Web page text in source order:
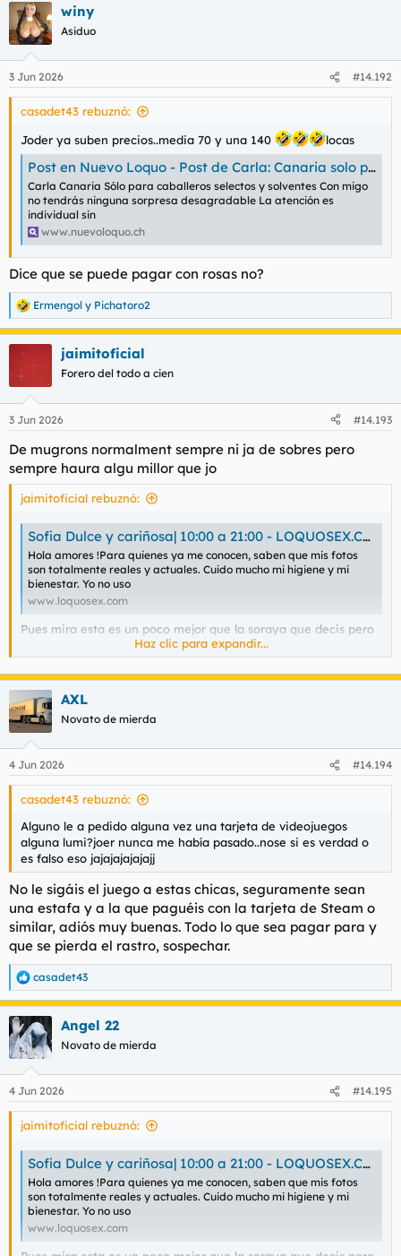
winy
Asiduo
3 Jun 2026 #14.192
casadet43 rebuznó:
Joder ya suben precios..media 70 y una 140 locas
Post en Nuevo Loquo - Post de Carla: Canaria solo para caballeros selecto
Carla Canaria Sólo para caballeros selectos y solventes Con migo
no tendrás ninguna sorpresa desagradable La atención es
individual sin
www.nuevoloquo.ch
Dice que se puede pagar con rosas no?
R
e
a
e
:
Ermengol y Pichatoro2
jaimitoficial
Forero del todo a cien
3 Jun 2026 #14.193
De mugrons normalment sempre ni ja de sobres pero
sempre haura algu millor que jo
jaimitoficial rebuznó:
Sofia Dulce y cariñosa| 10:00 a 21:00 - LOQUOSEX.COM
Hola amores !Para quienes ya me conocen, saben que mis fotos
son totalmente reales y actuales. Cuido mucho mi higiene y mi
bienestar. Yo no uso
www.loquosex.com
Pues mira esta es un poco mejor que la soraya que decis pero
es bastante del mismo estilo a 60 la media hora esta buena y
se folla bien con ella si alguien quiere contactarla mucho no
puedo decir yo no soy el mejor veterano
Haz clic para expandir...
AXL
Novato de mierda
4 Jun 2026 #14.194
casadet43 rebuznó:
Alguno le a pedido alguna vez una tarjeta de videojuegos
alguna lumi?joer nunca me había pasado..nose si es verdad o
es falso eso jajajajajajajj
No le sigáis el juego a estas chicas, seguramente sean
una estafa y a la que paguéis con la tarjeta de Steam o
similar, adiós muy buenas. Todo lo que sea pagar para y
que se pierda el rastro, sospechar.
R
e
a
c
c
i
e
s
casadet43
Angel 22
Novato de mierda
4 Jun 2026 #14.195
jaimitoficial rebuznó:
Sofia Dulce y cariñosa| 10:00 a 21:00 - LOQUOSEX.COM
Hola amores !Para quienes ya me conocen, saben que mis fotos
son totalmente reales y actuales. Cuido mucho mi higiene y mi
bienestar. Yo no uso
www.loquosex.com